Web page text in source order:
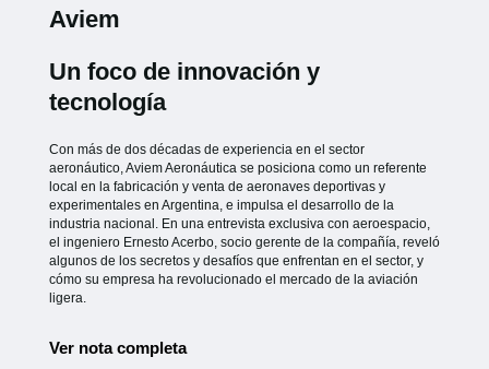
Aviem
Un foco de innovación y
tecnología
Con más de dos décadas de experiencia en el sector
aeronáutico, Aviem Aeronáutica se posiciona como un referente
local en la fabricación y venta de aeronaves deportivas y
experimentales en Argentina, e impulsa el desarrollo de la
industria nacional. En una entrevista exclusiva con aeroespacio,
el ingeniero Ernesto Acerbo, socio gerente de la compañía, reveló
algunos de los secretos y desafíos que enfrentan en el sector, y
cómo su empresa ha revolucionado el mercado de la aviación
ligera.
Ver nota completa